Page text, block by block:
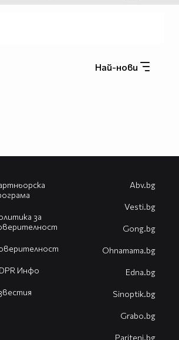
Най-нови
за
Инфо
Abv.bg
Vesti.bg
Gong.bg
Оhnamama.bg
Edna.bg
Sinoptik.bg
Grabo.bg
Pariteni.bg